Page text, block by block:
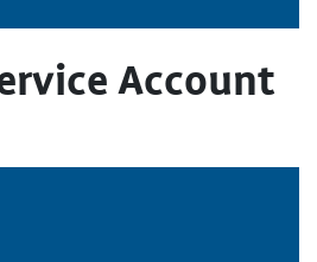
Account